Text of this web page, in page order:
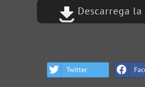
Descarrega
Twitter